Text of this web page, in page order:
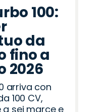
100:
da
fino a
2026
arriva con
100 CV,
sei marce e